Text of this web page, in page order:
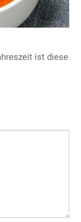
ist diese